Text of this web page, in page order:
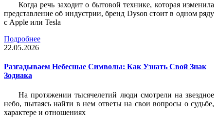
Когда речь заходит о бытовой технике, которая изменила
представление об индустрии, бренд Dyson стоит в одном ряду
с Apple или Tesla
Подробнее
22.05.2026
Разгадываем Небесные Символы: Как Узнать Свой Знак
Зодиака
На протяжении тысячелетий люди смотрели на звездное
небо, пытаясь найти в нем ответы на свои вопросы о судьбе,
характере и отношениях